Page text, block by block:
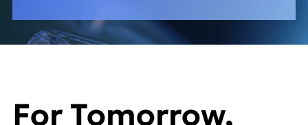
For Tomorrow,